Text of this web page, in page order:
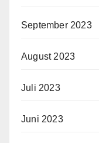
September 2023
August 2023
Juli 2023
Juni 2023